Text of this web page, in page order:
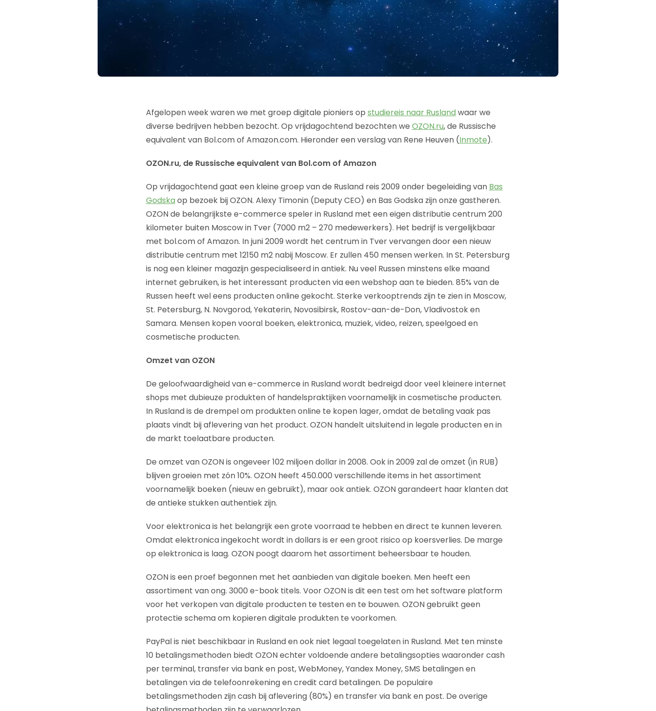
Afgelopen week waren we met groep digitale pioniers op studiereis naar Rusland waar we
diverse bedrijven hebben bezocht. Op vrijdagochtend bezochten we OZON.ru, de Russische
equivalent van Bol.com of Amazon.com. Hieronder een verslag van Rene Heuven (Inmote).
OZON.ru, de Russische equivalent van Bol.com of Amazon
Op vrijdagochtend gaat een kleine groep van de Rusland reis 2009 onder begeleiding van Bas
Godska op bezoek bij OZON. Alexy Timonin (Deputy CEO) en Bas Godska zijn onze gastheren.
OZON de belangrijkste e-commerce speler in Rusland met een eigen distributie centrum 200
kilometer buiten Moscow in Tver (7000 m2 – 270 medewerkers). Het bedrijf is vergelijkbaar
met bol.com of Amazon. In juni 2009 wordt het centrum in Tver vervangen door een nieuw
distributie centrum met 12150 m2 nabij Moscow. Er zullen 450 mensen werken. In St. Petersburg
is nog een kleiner magazijn gespecialiseerd in antiek. Nu veel Russen minstens elke maand
internet gebruiken, is het interessant producten via een webshop aan te bieden. 85% van de
Russen heeft wel eens producten online gekocht. Sterke verkooptrends zijn te zien in Moscow,
St. Petersburg, N. Novgorod, Yekaterin, Novosibirsk, Rostov-aan-de-Don, Vladivostok en
Samara. Mensen kopen vooral boeken, elektronica, muziek, video, reizen, speelgoed en
cosmetische producten.
Omzet van OZON
De geloofwaardigheid van e-commerce in Rusland wordt bedreigd door veel kleinere internet
shops met dubieuze produkten of handelspraktijken voornamelijk in cosmetische producten.
In Rusland is de drempel om produkten online te kopen lager, omdat de betaling vaak pas
plaats vindt bij aflevering van het product. OZON handelt uitsluitend in legale producten en in
de markt toelaatbare producten.
De omzet van OZON is ongeveer 102 miljoen dollar in 2008. Ook in 2009 zal de omzet (in RUB)
blijven groeien met zón 10%. OZON heeft 450.000 verschillende items in het assortiment
voornamelijk boeken (nieuw en gebruikt), maar ook antiek. OZON garandeert haar klanten dat
de antieke stukken authentiek zijn.
Voor elektronica is het belangrijk een grote voorraad te hebben en direct te kunnen leveren.
Omdat elektronica ingekocht wordt in dollars is er een groot risico op koersverlies. De marge
op elektronica is laag. OZON poogt daarom het assortiment beheersbaar te houden.
OZON is een proef begonnen met het aanbieden van digitale boeken. Men heeft een
assortiment van ong. 3000 e-book titels. Voor OZON is dit een test om het software platform
voor het verkopen van digitale producten te testen en te bouwen. OZON gebruikt geen
protectie schema om kopieren digitale produkten te voorkomen.
PayPal is niet beschikbaar in Rusland en ook niet legaal toegelaten in Rusland. Met ten minste
10 betalingsmethoden biedt OZON echter voldoende andere betalingsopties waaronder cash
per terminal, transfer via bank en post, WebMoney, Yandex Money, SMS betalingen en
betalingen via de telefoonrekening en credit card betalingen. De populaire
betalingsmethoden zijn cash bij aflevering (80%) en transfer via bank en post. De overige